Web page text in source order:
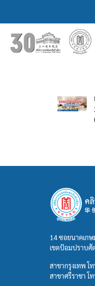
14 ซอยนาคเก
เขตป้อมปราบศั
สาขากรุงเทพ โ
สาขาศรีราชา โ